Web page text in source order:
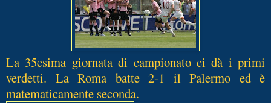
La 35esima giornata di campionato ci dà i primi
verdetti. La Roma batte 2-1 il Palermo ed è
matematicamente seconda.